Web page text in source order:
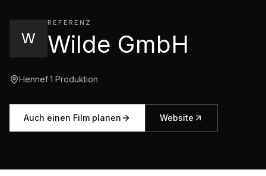
W
REFERENZ
Wilde GmbH
Hennef·1 Produktion
Auch einen Film planen Website